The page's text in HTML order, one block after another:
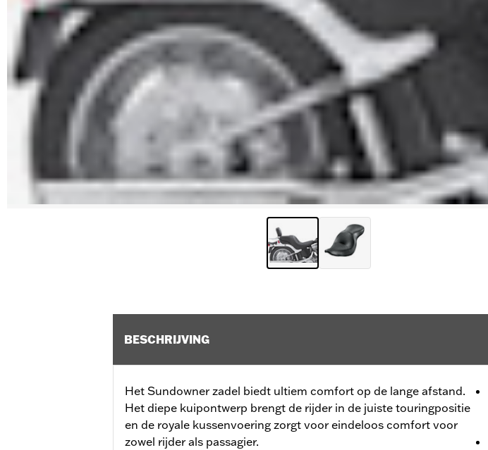
BESCHRIJVING
Het Sundowner zadel biedt ultiem comfort op de lange afstand.
Het diepe kuipontwerp brengt de rijder in de juiste touringpositie
en de royale kussenvoering zorgt voor eindeloos comfort voor
zowel rijder als passagier.